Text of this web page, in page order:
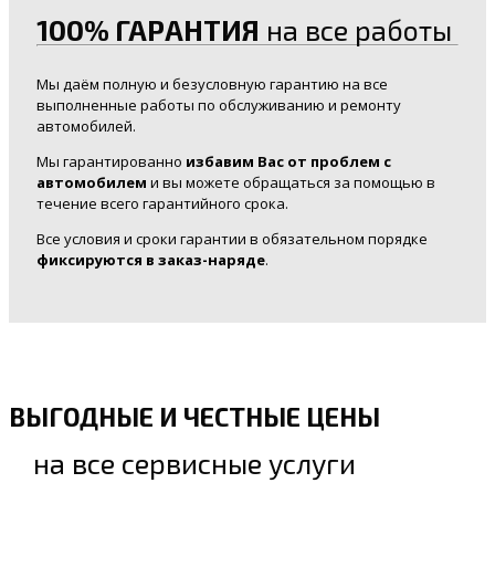
100% ГАРАНТИЯ на все работы
Мы даём полную и безусловную гарантию на все
выполненные работы по обслуживанию и ремонту
автомобилей.
Мы гарантированно избавим Вас от проблем с
автомобилем и вы можете обращаться за помощью в
течение всего гарантийного срока.
Все условия и сроки гарантии в обязательном порядке
фиксируются в заказ-наряде.
ВЫГОДНЫЕ И ЧЕСТНЫЕ ЦЕНЫ
на все сервисные услуги